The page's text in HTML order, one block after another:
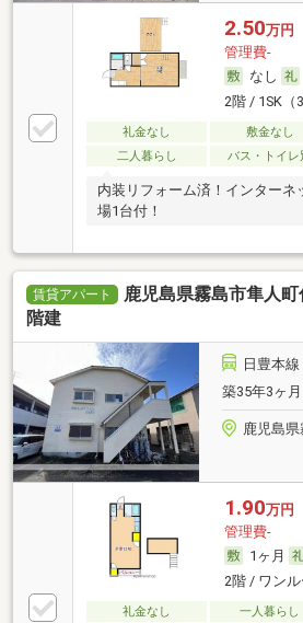
2.50万円
管理費-
なし
2階 / 1SK（
礼金なし 敷金なし
二人暮らし
バス・トイレ
内装リフォーム済！インターネ
場1台付！
賃貸アパート
鹿児島県霧島市隼人
階建
日豊本
築35年3ヶ
鹿児島
1.90万円
管理費-
1ヶ月
2階 / ワン
礼金なし 一人暮らし